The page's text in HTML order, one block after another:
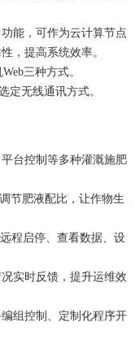
能，可作为云计算节点
，提高系统效率。
三种方式。
定无线通讯方式。
台控制等多种灌溉施肥
节肥液配比，让作物生
程启停、查看数据、设
实时反馈，提升运维效
组控制、定制化程序开